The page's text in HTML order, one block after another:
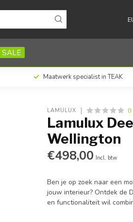
SALE
Maatwerk specialist in TEAK
LAMULUX 0
Lamulux
Wellington
€498,00 Incl. btw
Ben je op zoek naar een
jouw interieur? Ontdek de
en functionaliteit wil